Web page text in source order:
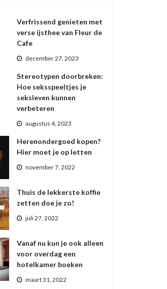
Verfrissend genieten met
verse ijsthee van Fleur de
Cafe
december 27, 2023
Stereotypen doorbreken:
Hoe seksspeeltjes je
seksleven kunnen
verbeteren
augustus 4, 2023
Herenondergoed kopen?
Hier moet je op letten
november 7, 2022
Thuis de lekkerste koffie
zetten doe je zo!
juli 27, 2022
Vanaf nu kun je ook alleen
voor overdag een
hotelkamer boeken
maart 31, 2022
VROUWEN